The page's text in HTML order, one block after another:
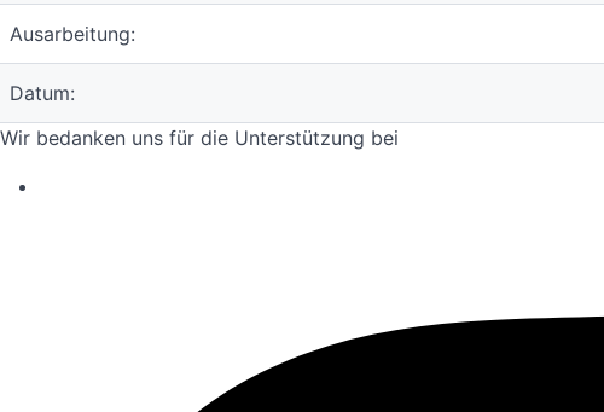
Ausarbeitung:
Datum:
Wir bedanken uns für die Unterstützung bei